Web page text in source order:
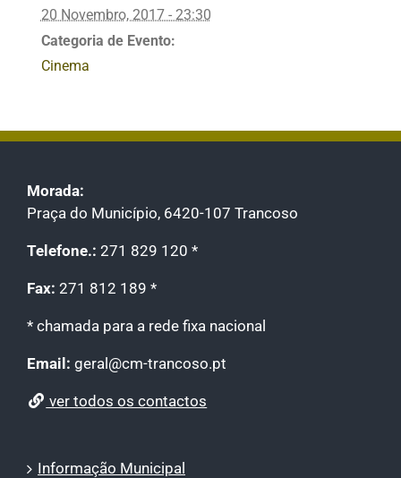
20 Novembro, 2017 - 23:30
Categoria de Evento:
Cinema
Morada:
Praça do Município, 6420-107 Trancoso
Telefone.: 271 829 120 *
Fax: 271 812 189 *
* chamada para a rede fixa nacional
Email: geral@cm-trancoso.pt
ver todos os contactos
Informação Municipal